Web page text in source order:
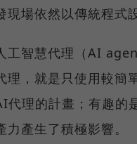
場依然以傳統程式
工智慧代理（AI
理，就是只使用較
代理的計畫；有趣
產生了積極影響。